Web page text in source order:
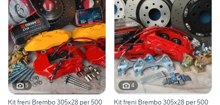
5
Kit freni Brembo 305x28 per 500
4
Kit freni Brembo 305x28 per 500